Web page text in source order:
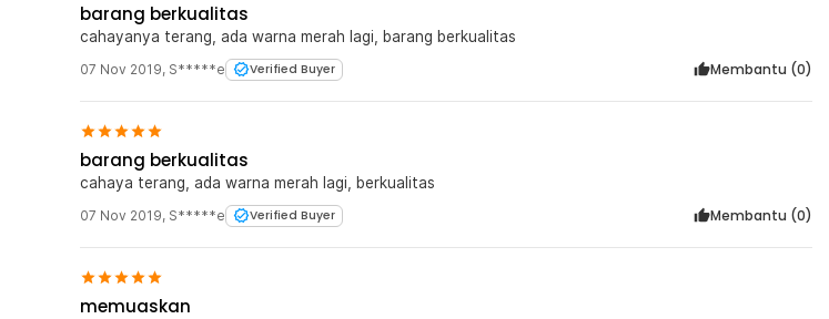
barang berkualitas
cahayanya terang, ada warna merah lagi, barang berkualitas
07 Nov 2019, S*****e Verified Buyer Membantu (0)
barang berkualitas
cahaya terang, ada warna merah lagi, berkualitas
07 Nov 2019, S*****e Verified Buyer Membantu (0)
memuaskan